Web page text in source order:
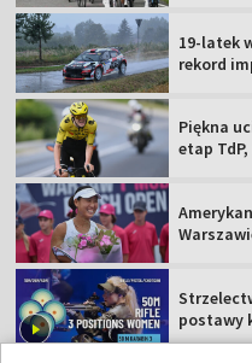
19-latek
rekord
Piękna
etap
postawy